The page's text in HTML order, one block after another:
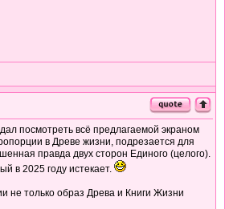
посмотреть всё предлагаемой экраном
в Древе жизни, подрезается для
правда двух сторон Единого (целого).
в 2025 году истекает.
не только образ Древа и Книги Жизни